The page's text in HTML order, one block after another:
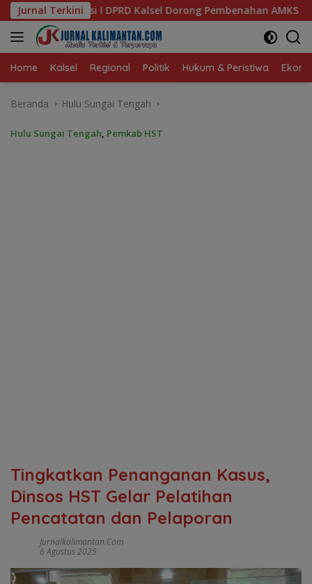
Langsung
ke
konten
Jurnal Terkini
Dorong Pembenahan AMKS Hasanuddin Ketua TP
Home Kalsel Regional Politik Hukum & Peristiwa
Beranda Hulu Sungai Tengah
Hulu Sungai Tengah, Pemkab HST
Tingkatkan Penanganan Kasus,
Dinsos HST Gelar Pelatihan
Pencatatan dan Pelaporan
Jurnalkalimantan.com
6 Agustus 2025